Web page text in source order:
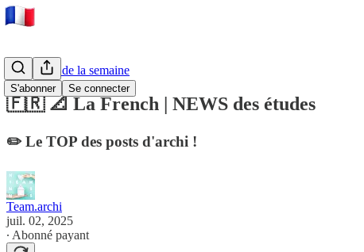
S'abonner Se connecter
💌 NEWS de la semaine
🇫🇷 📐 La French | NEWS des études
✏️ Le TOP des posts d'archi !
Team.archi
juil. 02, 2025
∙ Abonné payant